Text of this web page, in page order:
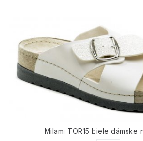
Milami TOR15 biele dámske